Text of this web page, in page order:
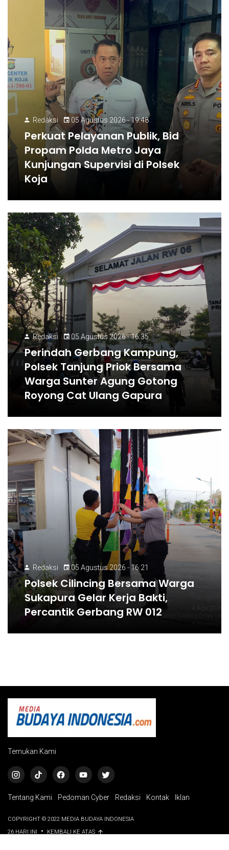
Redaksi 05 Agustus 2026 - 19:48
Perkuat Pelayanan Publik, Bid
Propam Polda Metro Jaya
Kunjungan Supervisi di Polsek
Koja
Redaksi 05 Agustus 2026 - 16:35
Perindah Gerbang Kampung,
Polsek Tanjung Priok Bersama
Warga Sunter Agung Gotong
Royong Cat Ulang Gapura
Redaksi 05 Agustus 2026 - 16:21
Polsek Cilincing Bersama Warga
Sukapura Gelar Kerja Bakti,
Percantik Gerbang RW 012
Temukan Kami
Tentang Kami Pedoman Cyber Redaksi Kontak Iklan
COPYRIGHT © 2022 MEDIA BUDAYA INDONESIA
26 HARI INI
• KEMBALI KE ATAS